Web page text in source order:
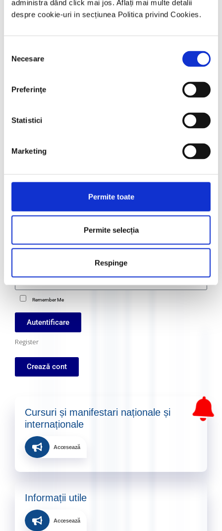
administra dând click mai jos. Aflați mai multe detalii
despre cookie-uri in secțiunea Politica privind Cookies.
consimțământului
Necesare
Preferinţe
Statistici
Marketing
Permite toate
Permite selecția
Respinge
Algoritm Melanom
Remember Me
Autentificare
Register
Crează cont
Cursuri și manifestari naționale și
internaționale​
Accesează
Informații utile​
Accesează